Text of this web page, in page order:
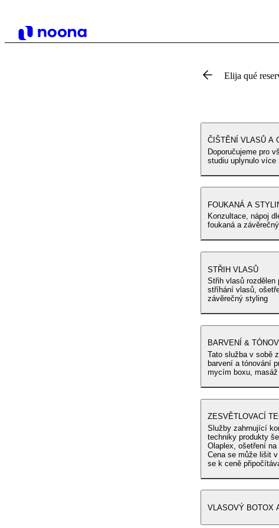
Elija qué
ČIŠTĚNÍ VLASŮ A
Doporučujeme pro
studiu uplynulo více
FOUKANÁ A
Konzultace, nápoj
foukaná a
STŘIH VLASŮ
Střih vlasů rozdělen
stříhání vlasů,
závěrečný styling
BARVENÍ &
Tato služba v sobě
barvení a tónování
mycím boxu,
ZESVĚTLOVACÍ
Služby zahrnující
techniky produkty
Olaplex, ošetření
Cena se může lišit
se k ceně
VLASOVÝ BOTOX